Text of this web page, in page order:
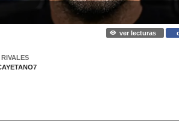
ver lecturas
RIVALES